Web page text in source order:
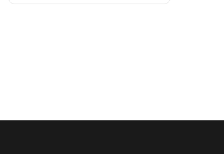
плоскостопие